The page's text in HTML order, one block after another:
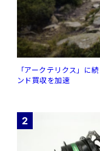
「アークテリクス」に
ンド買収を加速
2